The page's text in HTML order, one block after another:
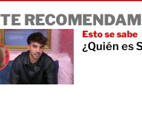
TE
Esto se sabe
¿Quién es